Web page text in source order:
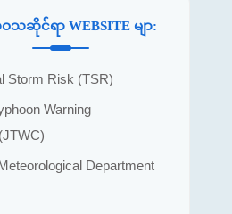
သဆိုင်ရာ WEBSITE မျာ:
Storm Risk (TSR)
Warning
Department